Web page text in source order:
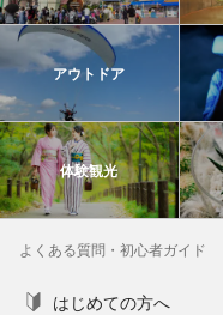
アウトドア
体験観光
よくある質問・初心者ガイド
はじめての方へ